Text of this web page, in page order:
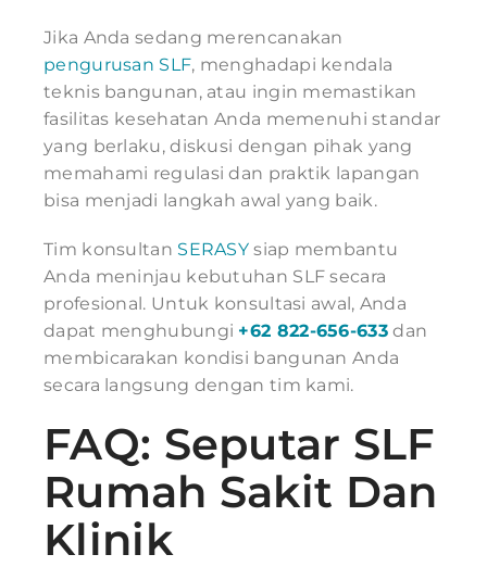
Jika Anda sedang merencanakan
pengurusan SLF, menghadapi kendala
teknis bangunan, atau ingin memastikan
fasilitas kesehatan Anda memenuhi standar
yang berlaku, diskusi dengan pihak yang
memahami regulasi dan praktik lapangan
bisa menjadi langkah awal yang baik.
Tim konsultan SERASY siap membantu
Anda meninjau kebutuhan SLF secara
profesional. Untuk konsultasi awal, Anda
dapat menghubungi +62 822-656-633dan
membicarakan kondisi bangunan Anda
secara langsung dengan tim kami.
FAQ: Seputar SLF
Rumah Sakit Dan
Klinik